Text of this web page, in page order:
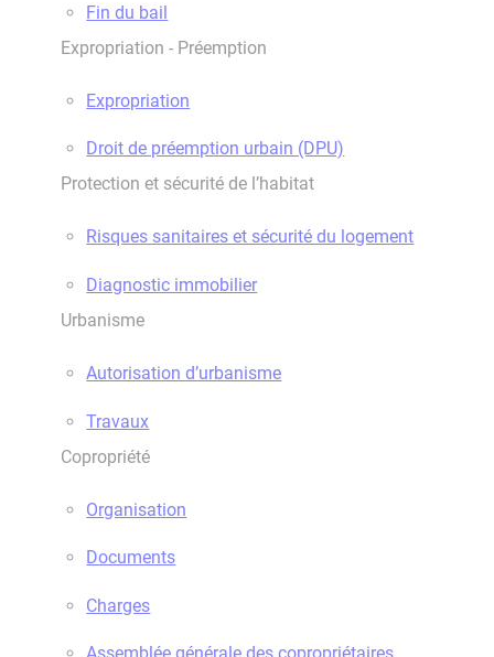
Fin du bail
Expropriation - Préemption
Expropriation
Droit de préemption urbain (DPU)
Protection et sécurité de l’habitat
Risques sanitaires et sécurité du logement
Diagnostic immobilier
Urbanisme
Autorisation d’urbanisme
Travaux
Copropriété
Organisation
Documents
Charges